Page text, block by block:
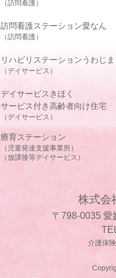
（訪問看護）
訪問看護ステーション愛なん
（訪問看護）
リハビリステーションうわじま
（デイサービス）
デイサービスきほく
サービス付き高齢者向け住宅
（デイサービス）
療育ステーション
（児童発達支援事業所）
（放課後等デイサービス）
株式会
〒798-0035 愛
介護保